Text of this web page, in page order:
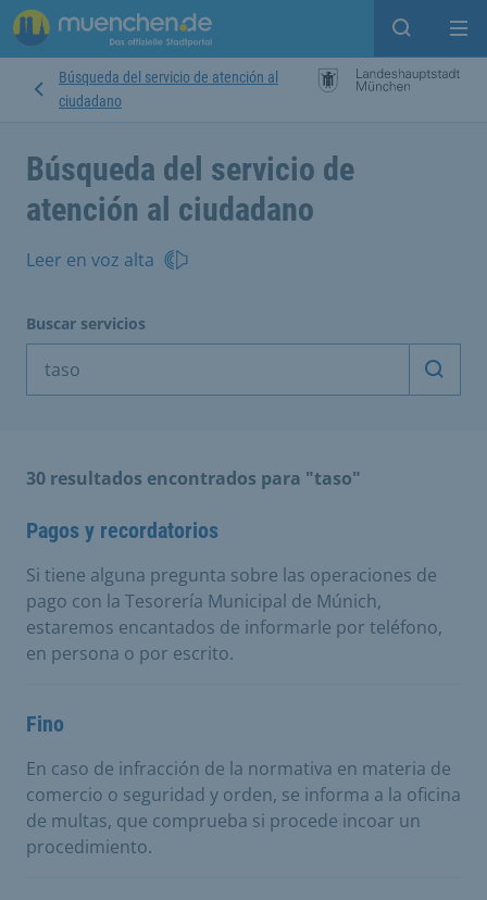
Open
Búsqueda del servicio de atención al
ciudadano
Búsqueda del servicio de
atención al ciudadano
Leer en voz alta
Buscar servicios
30 resultados encontrados para "taso"
Pagos y recordatorios
Si tiene alguna pregunta sobre las operaciones de
pago con la Tesorería Municipal de Múnich,
estaremos encantados de informarle por teléfono,
en persona o por escrito.
Fino
En caso de infracción de la normativa en materia de
comercio o seguridad y orden, se informa a la oficina
de multas, que comprueba si procede incoar un
procedimiento.